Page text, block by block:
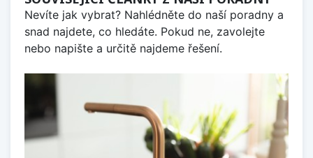
Nevíte jak vybrat? Nahlédněte do naší poradny a
snad najdete, co hledáte. Pokud ne, zavolejte
nebo napište a určitě najdeme řešení.